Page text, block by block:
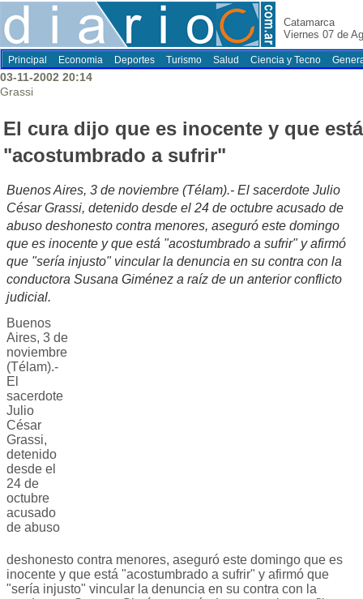
Catamarca
Viernes 07 de
Principal Economia Deportes Turismo Salud Ciencia y Tecno
03-11-2002 20:14
Grassi
El cura dijo que es inocente y que está
"acostumbrado a sufrir"
Buenos Aires, 3 de noviembre (Télam).- El sacerdote Julio
César Grassi, detenido desde el 24 de octubre acusado de
abuso deshonesto contra menores, aseguró este domingo
que es inocente y que está "acostumbrado a sufrir" y afirmó
que "sería injusto" vincular la denuncia en su contra con la
conductora Susana Giménez a raíz de un anterior conflicto
judicial.
Buenos
Aires, 3 de
noviembre
(Télam).-
El
sacerdote
Julio
César
Grassi,
detenido
desde el
24 de
octubre
acusado
de abuso
deshonesto contra menores, aseguró este domingo que es
inocente y que está "acostumbrado a sufrir" y afirmó que
"sería injusto" vincular la denuncia en su contra con la